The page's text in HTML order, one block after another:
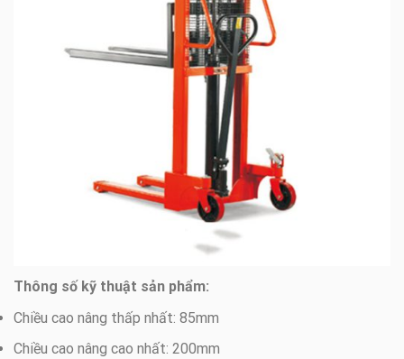
Thông số kỹ thuật sản phẩm:
Chiều cao nâng thấp nhất: 85mm
Chiều cao nâng cao nhất: 200mm